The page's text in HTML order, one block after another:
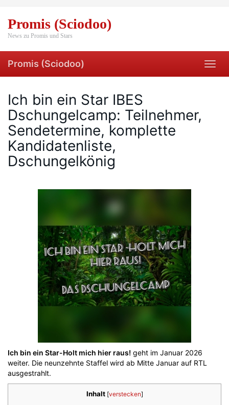
main
content
Promis (Sciodoo)
News zu Promis und Stars
Promis (Sciodoo)
Ich bin ein Star IBES
Dschungelcamp: Teilnehmer,
Sendetermine, komplette
Kandidatenliste,
Dschungelkönig
Ich bin ein Star-Holt mich hier raus! geht im Januar 2026
weiter. Die neunzehnte Staffel wird ab Mitte Januar auf RTL
ausgestrahlt.
Inhalt [verstecken]